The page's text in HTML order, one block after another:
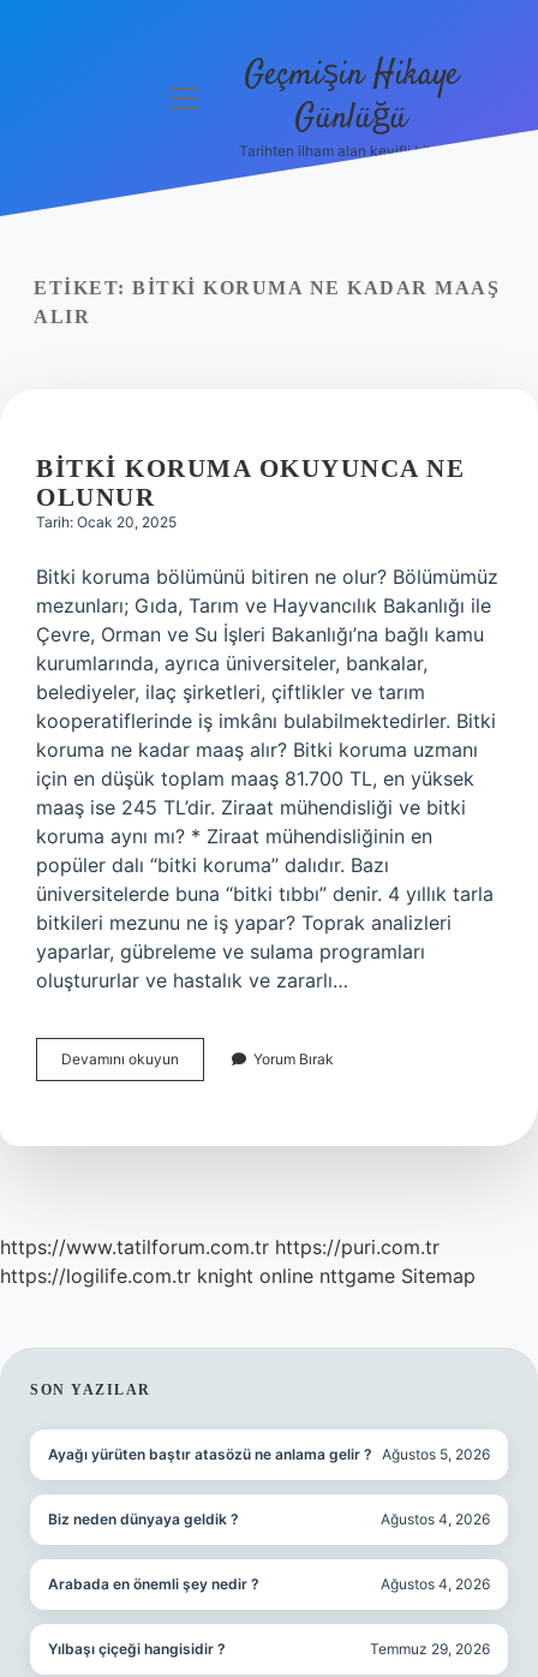
Yasal Uyarı
menüyü
Geçmişin Hikaye
Günlüğü
Tarihten ilham alan keyifli bilgiler!
ETIKET: BITKI KORUMA NE KADAR MAAŞ
ALIR
BITKI KORUMA OKUYUNCA NE
OLUNUR
Tarih: Ocak 20, 2025
Bitki koruma bölümünü bitiren ne olur? Bölümümüz
mezunları; Gıda, Tarım ve Hayvancılık Bakanlığı ile
Çevre, Orman ve Su İşleri Bakanlığı’na bağlı kamu
kurumlarında, ayrıca üniversiteler, bankalar,
belediyeler, ilaç şirketleri, çiftlikler ve tarım
kooperatiflerinde iş imkânı bulabilmektedirler. Bitki
koruma ne kadar maaş alır? Bitki koruma uzmanı
için en düşük toplam maaş 81.700 TL, en yüksek
maaş ise 245 TL’dir. Ziraat mühendisliği ve bitki
koruma aynı mı? * Ziraat mühendisliğinin en
popüler dalı “bitki koruma” dalıdır. Bazı
üniversitelerde buna “bitki tıbbı” denir. 4 yıllık tarla
bitkileri mezunu ne iş yapar? Toprak analizleri
yaparlar, gübreleme ve sulama programları
oluştururlar ve hastalık ve zararlı…
Devamını okuyun
Koruma
Olunur
Yorum Bırak
https://www.tatilforum.com.tr https://puri.com.tr
https://logilife.com.tr knight online nttgame Sitemap
SIDEBAR
SON YAZILAR
Ayağı yürüten baştır atasözü ne anlama gelir ? Ağustos 5, 2026
Biz neden dünyaya geldik ? Ağustos 4, 2026
Arabada en önemli şey nedir ? Ağustos 4, 2026
Yılbaşı çiçeği hangisidir ? Temmuz 29, 2026